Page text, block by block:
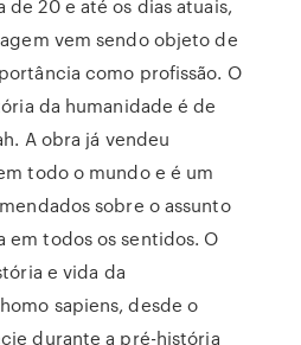
de 20 e até os dias atuais,
vem sendo objeto de
como profissão. O
da humanidade é de
A obra já vendeu
todo o mundo e é um
sobre o assunto
em todos os sentidos. O
e vida da
sapiens, desde o
durante a pré-história